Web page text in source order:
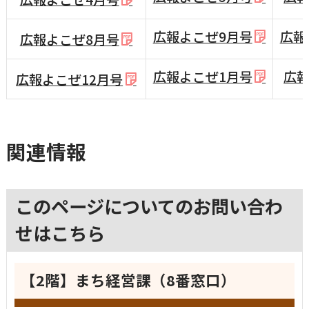
広報よこぜ8月号 広報よこぜ9月号 広
広報よこぜ12月号 広報よこぜ1月号 広
関連情報
このページについてのお問い合わ
せはこちら
【2階】まち経営課（8番窓口）